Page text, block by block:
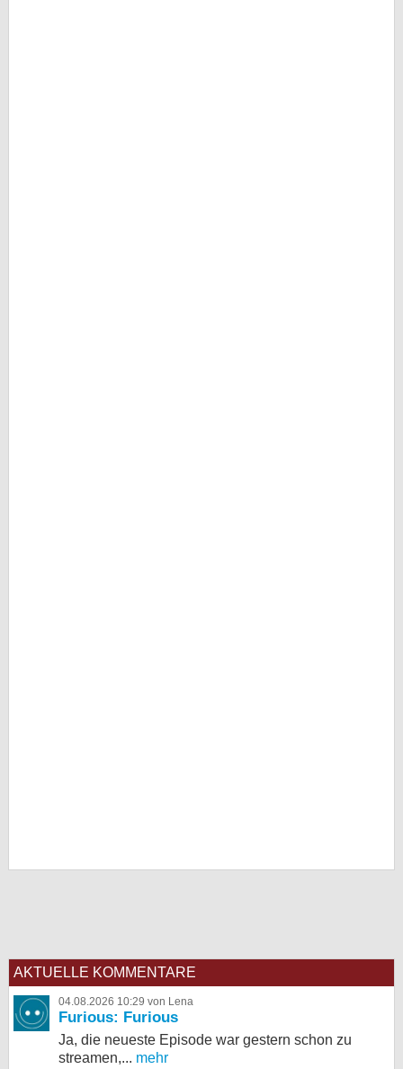
AKTUELLE KOMMENTARE
04.08.2026 10:29 von Lena
Furious: Furious
Ja, die neueste Episode war gestern schon zu
streamen,... mehr